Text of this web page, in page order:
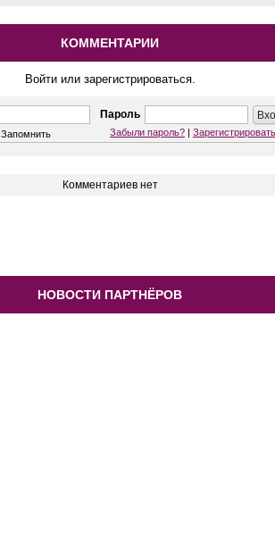
КОММЕНТАРИИ
Войти или зарегистрироваться.
Пароль
Запомнить Забыли пароль? |
Комментариев нет
НОВОСТИ ПАРТНЁРОВ